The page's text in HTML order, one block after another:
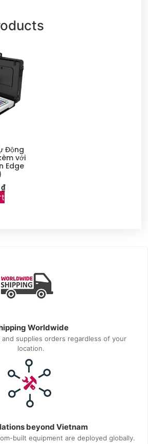
Động
với
Edge
₫
Worldwide
and supplies orders regardless of your
location.
beyond Vietnam
built equipment are deployed globally.